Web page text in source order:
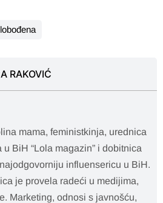
RAKOVIĆ
mama, feministkinja, urednica
BiH “Lola magazin” i dobitnica
influensericu u BiH.
je provela radeći u medijima,
Marketing, odnosi s javnošću,